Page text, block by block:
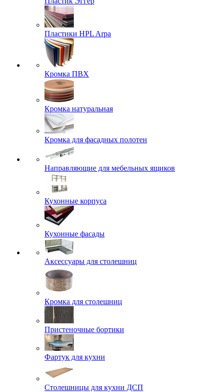
Пластики HPL Arpa
Кромка ПВХ
Кромка натуральная
Кромка для фасадных полотен
Направляющие для мебельных ящиков
Кухонные корпуса
Кухонные фасады
Аксессуары для столешниц
Кромка для столешниц
Пристеночные бортики
Фартук для кухни
Столешницы для кухни ДСП